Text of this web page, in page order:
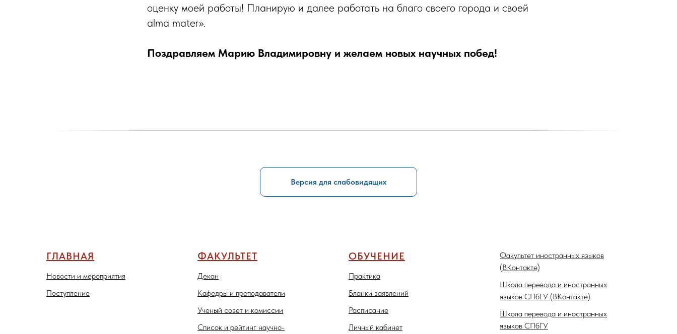
оценку моей работы! Планирую и далее работать на благо своего города и своей
alma mater».
Поздравляем Марию Владимировну и желаем новых научных побед!
Версия для слабовидящих
ГЛАВНАЯ
Новости и мероприятия
Поступление
ФАКУЛЬТЕТ
Декан
Кафедры и преподаватели
Ученый совет и комиссии
Список и рейтинг научно-
ОБУЧЕНИЕ
Практика
Бланки заявлений
Расписание
Личный кабинет
Факультет иностранных языков
(ВКонтакте)
Школа перевода и иностранных
языков СПбГУ (ВКонтакте)
Школа перевода и иностранных
языков СПбГУ